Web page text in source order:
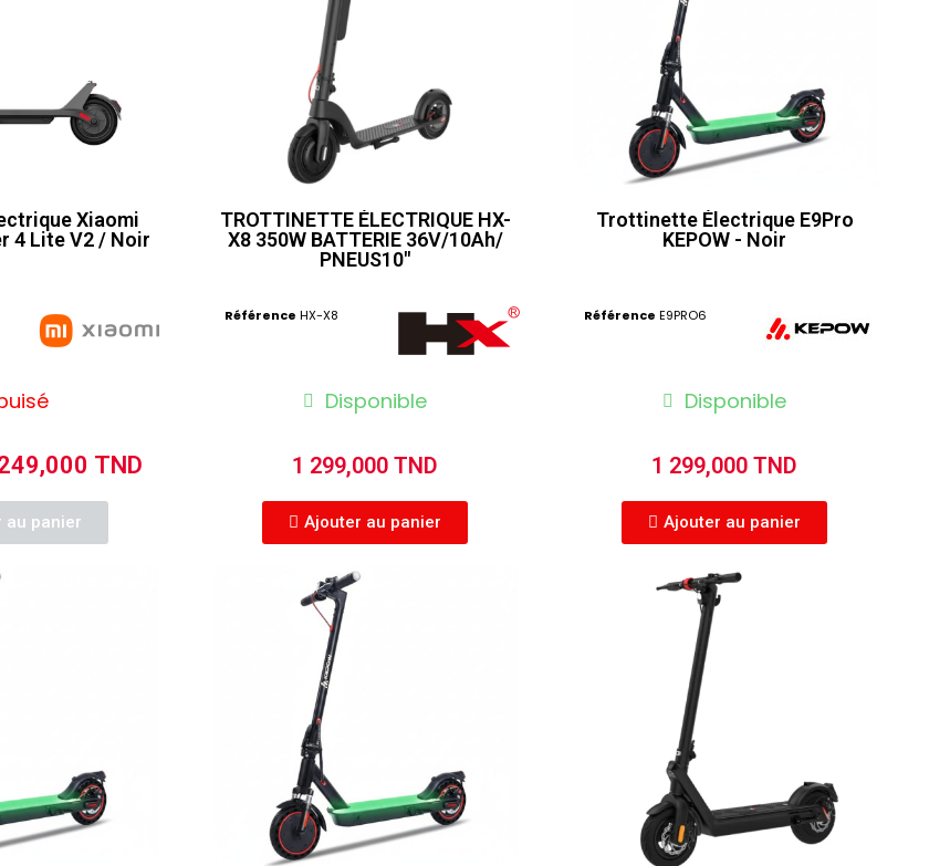
Xiaomi
4 Lite V2 / Noir
TND
au panier
TROTTINETTE ÉLECTRIQUE HX-
X8 350W BATTERIE 36V/10Ah/
PNEUS10"
Référence HX-X8
Disponible
1 299,000 TND
Ajouter au panier
Trottinette Électrique E9Pro
KEPOW - Noir
Référence E9PRO6
Disponible
1 299,000 TND
Ajouter au panier